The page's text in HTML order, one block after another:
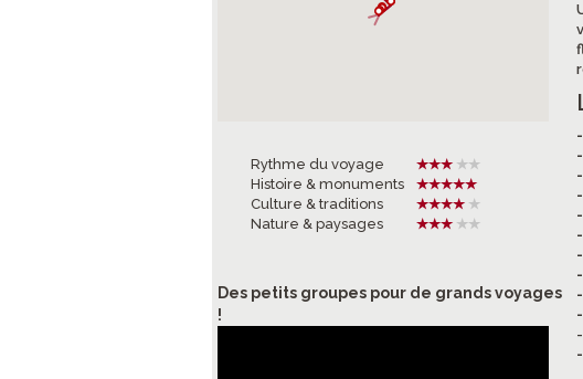
Rythme du voyage
Histoire & monuments
Culture & traditions
Nature & paysages
Des petits groupes pour de grands voyages
!